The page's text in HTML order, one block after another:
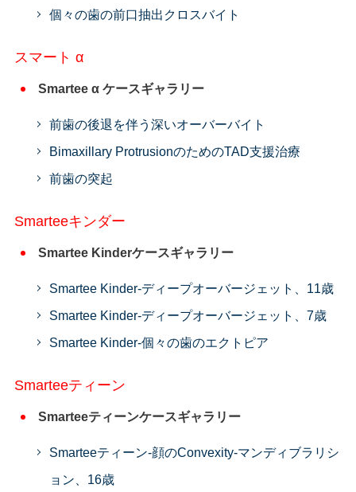
個々の歯の前口抽出クロスバイト
スマート α
Smartee α ケースギャラリー
前歯の後退を伴う深いオーバーバイト
Bimaxillary ProtrusionのためのTAD支援治療
前歯の突起
Smarteeキンダー
Smartee Kinderケースギャラリー
Smartee Kinder-ディープオーバージェット、11歳
Smartee Kinder-ディープオーバージェット、7歳
Smartee Kinder-個々の歯のエクトピア
Smarteeティーン
Smarteeティーンケースギャラリー
Smarteeティーン-顔のConvexity-マンディブラリシ
ョン、16歳